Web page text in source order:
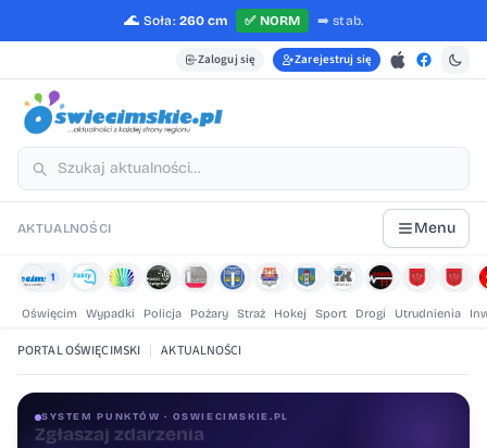
🌊 Soła: 260 cm ✅ NORM ➡️stab.
Zaloguj się Zarejestruj się
AKTUALNOŚCI Menu
1
Oświęcim Wypadki Policja Pożary Straż Hokej Sport Drogi Utrudnienia
PORTAL OŚWIĘCIMSKI | AKTUALNOŚCI
SYSTEM PUNKTÓW · OSWIECIMSKIE.PL
Oceniaj treści